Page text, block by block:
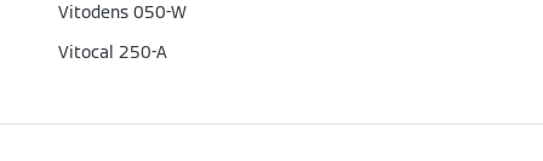
Vitodens 050-W
Vitocal 250-A